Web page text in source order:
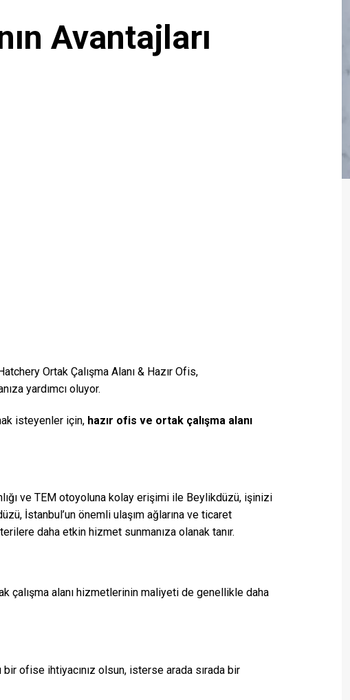
Avantajları
Ortak Çalışma Alanı & Hazır Ofis,
yardımcı oluyor.
isteyenler için, hazır ofis ve ortak çalışma alanı
ve TEM otoyoluna kolay erişimi ile Beylikdüzü, işinizi
İstanbul’un önemli ulaşım ağlarına ve ticaret
daha etkin hizmet sunmanıza olanak tanır.
çalışma alanı hizmetlerinin maliyeti de genellikle daha
bir ofise ihtiyacınız olsun, isterse arada sırada bir